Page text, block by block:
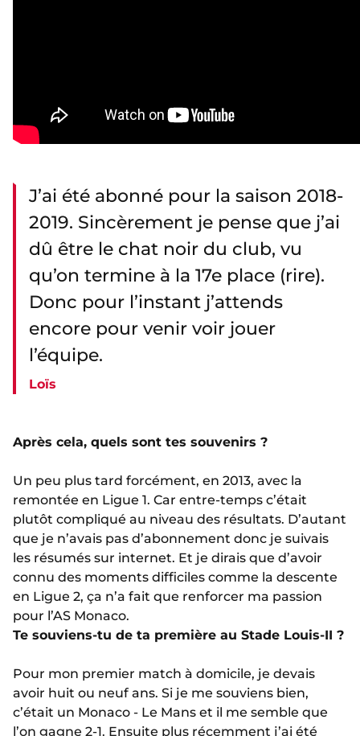
J’ai été abonné pour la saison 2018-
2019. Sincèrement je pense que j’ai
dû être le chat noir du club, vu
qu’on termine à la 17e place (rire).
Donc pour l’instant j’attends
encore pour venir voir jouer
l’équipe.
Loïs
Après cela, quels sont tes souvenirs ?
Un peu plus tard forcément, en 2013, avec la
remontée en Ligue 1. Car entre-temps c’était
plutôt compliqué au niveau des résultats. D’autant
que je n’avais pas d’abonnement donc je suivais
les résumés sur internet. Et je dirais que d’avoir
connu des moments difficiles comme la descente
en Ligue 2, ça n’a fait que renforcer ma passion
pour l’AS Monaco.
Te souviens-tu de ta première au Stade Louis-II ?
Pour mon premier match à domicile, je devais
avoir huit ou neuf ans. Si je me souviens bien,
c’était un Monaco - Le Mans et il me semble que
l’on gagne 2-1. Ensuite plus récemment j’ai été